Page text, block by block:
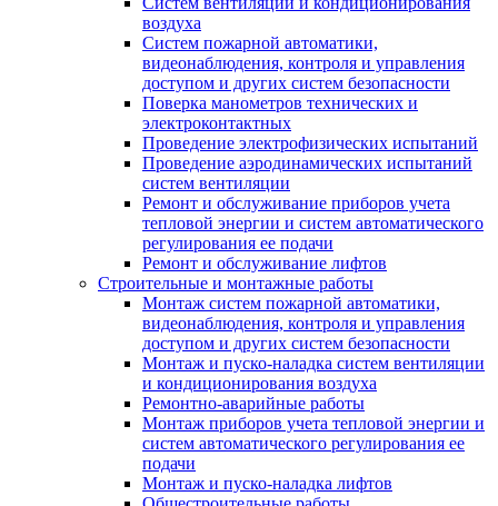
воздуха
Систем пожарной автоматики,
видеонаблюдения, контроля и управления
доступом и других систем безопасности
Поверка манометров технических и
электроконтактных
Проведение электрофизических испытаний
Проведение аэродинамических испытаний
систем вентиляции
Ремонт и обслуживание приборов учета
тепловой энергии и систем автоматического
регулирования ее подачи
Ремонт и обслуживание лифтов
Строительные и монтажные работы
Монтаж систем пожарной автоматики,
видеонаблюдения, контроля и управления
доступом и других систем безопасности
Монтаж и пуско-наладка систем вентиляции
и кондиционирования воздуха
Ремонтно-аварийные работы
Монтаж приборов учета тепловой энергии и
систем автоматического регулирования ее
подачи
Монтаж и пуско-наладка лифтов